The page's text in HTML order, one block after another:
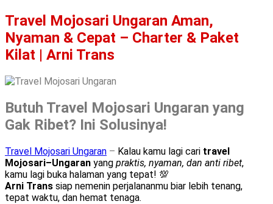
Travel Mojosari Ungaran Aman,
Nyaman & Cepat – Charter & Paket
Kilat | Arni Trans
Butuh Travel Mojosari Ungaran yang
Gak Ribet? Ini Solusinya!
Travel Mojosari Ungaran – Kalau kamu lagi cari travel
Mojosari–Ungaran yang praktis, nyaman, dan anti ribet,
kamu lagi buka halaman yang tepat! 💯
Arni Trans siap nemenin perjalananmu biar lebih tenang,
tepat waktu, dan hemat tenaga.